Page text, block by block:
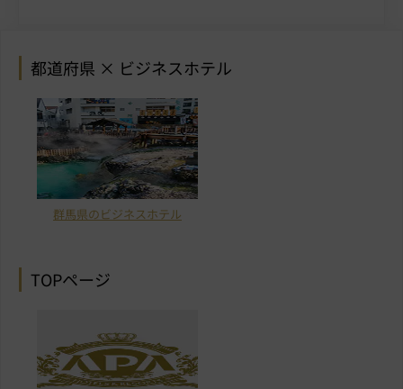
都道府県 × ビジネスホテル
群馬県のビジネスホテル
TOPページ